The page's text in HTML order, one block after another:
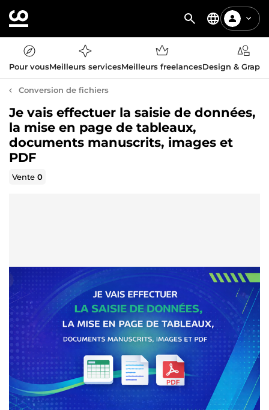
Pour vousMeilleurs servicesMeilleurs freelancesDesign &
Conversion de fichiers
Je vais effectuer la saisie de données,
la mise en page de tableaux,
documents manuscrits, images et
PDF
Vente0